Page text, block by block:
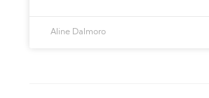
Aline Dalmoro